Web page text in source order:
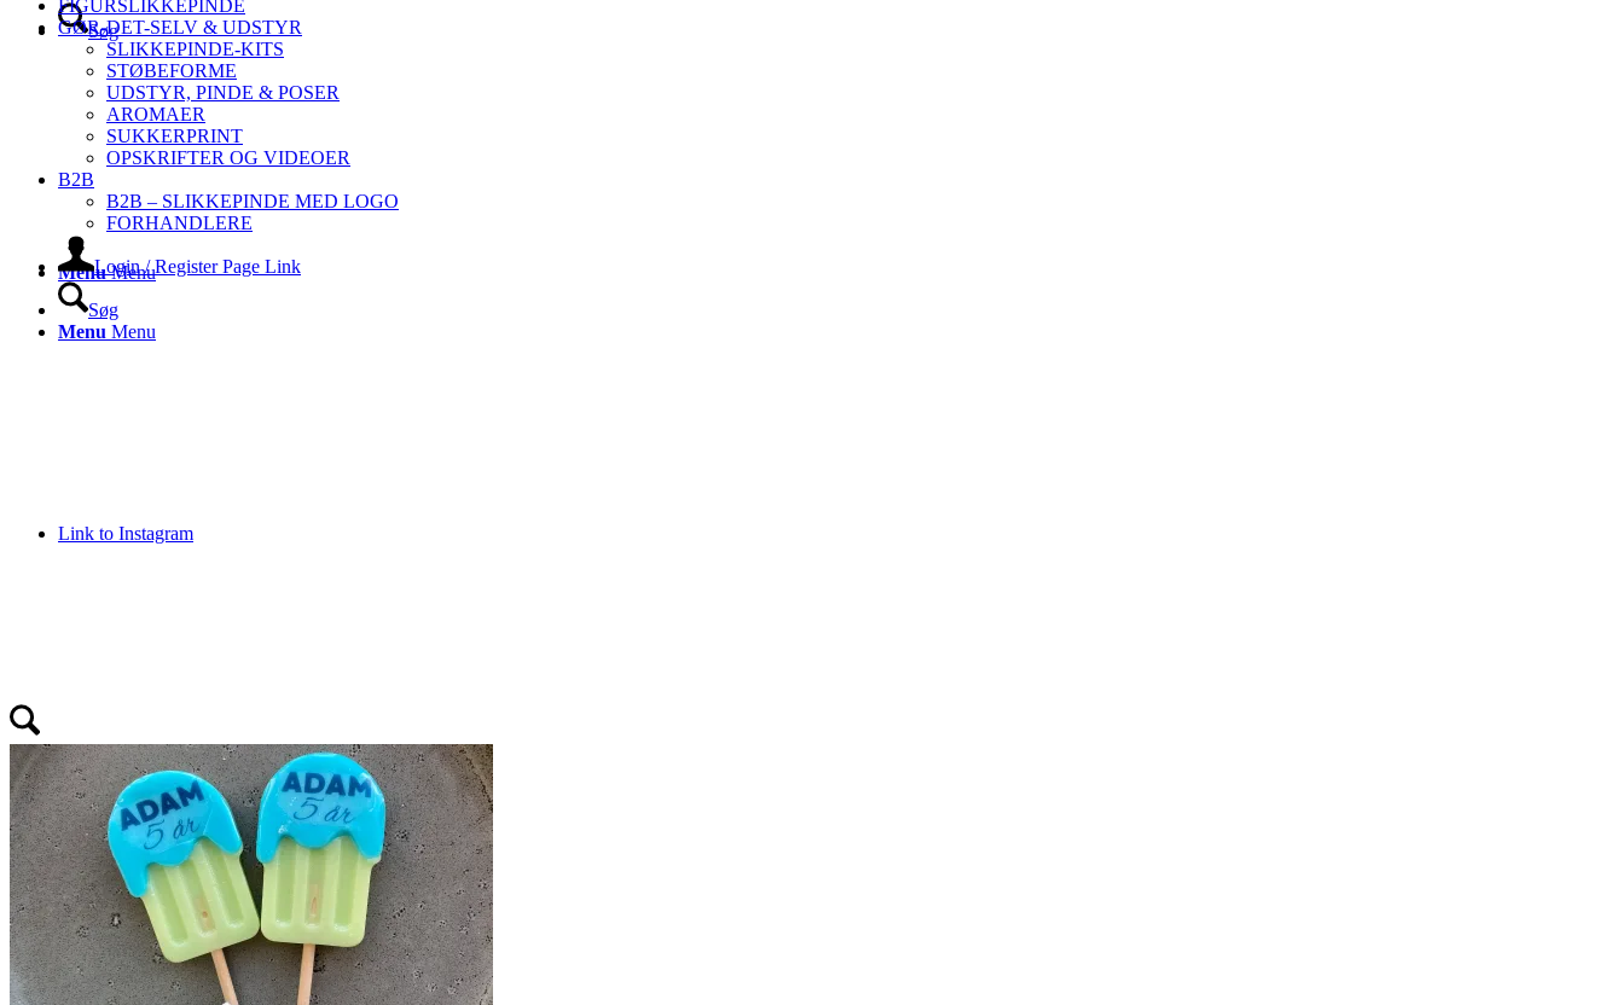
Søg
Menu Menu
Link to Instagram
Link to Facebook
FIGURSLIKKEPINDE
GØR-DET-SELV & UDSTYR
SLIKKEPINDE-KITS
STØBEFORME
UDSTYR, PINDE & POSER
AROMAER
SUKKERPRINT
OPSKRIFTER OG VIDEOER
B2B
B2B – SLIKKEPINDE MED LOGO
FORHANDLERE
Login / Register Page Link
Søg
Menu Menu